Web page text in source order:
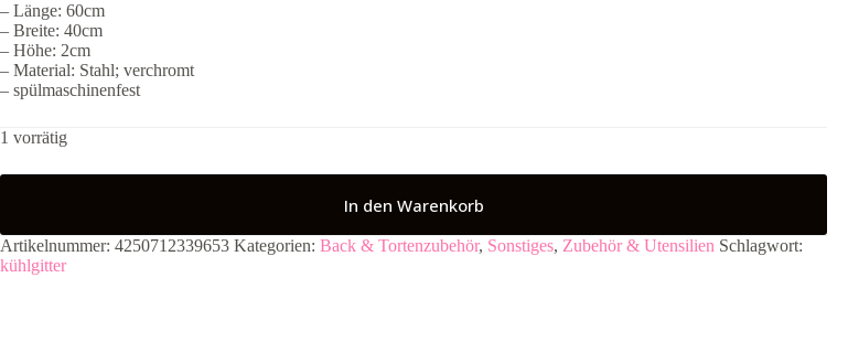
– Länge: 60cm
– Breite: 40cm
– Höhe: 2cm
– Material: Stahl; verchromt
– spülmaschinenfest
1 vorrätig
In den Warenkorb
Artikelnummer: 4250712339653 Kategorien: Back & Tortenzubehör, Sonstiges, Zubehör & Utensilien Schlagwort:
kühlgitter